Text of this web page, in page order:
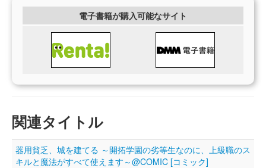
電子書籍が購入可能なサイト
関連タイトル
器用貧乏、城を建てる ～開拓学園の劣等生なのに、上級職のス
キルと魔法がすべて使えます～@COMIC [コミック]